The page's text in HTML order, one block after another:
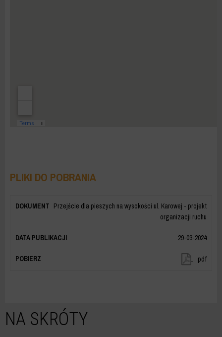
PLIKI DO POBRANIA
Przejście dla pieszych na wysokości ul. Karowej - projekt
organizacji ruchu
29-03-2024
pdf
NA SKRÓTY